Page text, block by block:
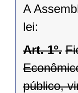
A
lei:
Art. 1º.
público,